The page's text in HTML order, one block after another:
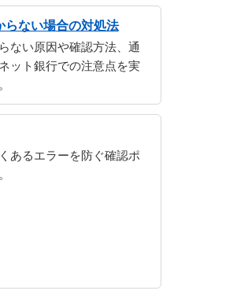
らない場合の対処法
ない原因や確認方法、通
ット銀行での注意点を実
あるエラーを防ぐ確認ポ